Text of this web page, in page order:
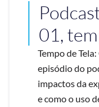
01,
Tempo de
episódio do
impactos da
e como o uso